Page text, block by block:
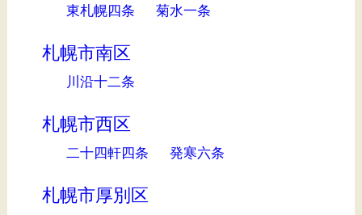
東札幌四条 菊水一条
札幌市南区
川沿十二条
札幌市西区
二十四軒四条 発寒六条
札幌市厚別区